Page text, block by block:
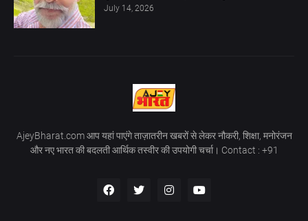
July 14, 2026
AjeyBharat.com आप यहां पाएंगे ताज़ातरीन खबरों से लेकर नौकरी, शिक्षा, मनोरंजन
और नए भारत की बदलती आर्थिक तस्वीर की उपयोगी चर्चा। Contact : +91